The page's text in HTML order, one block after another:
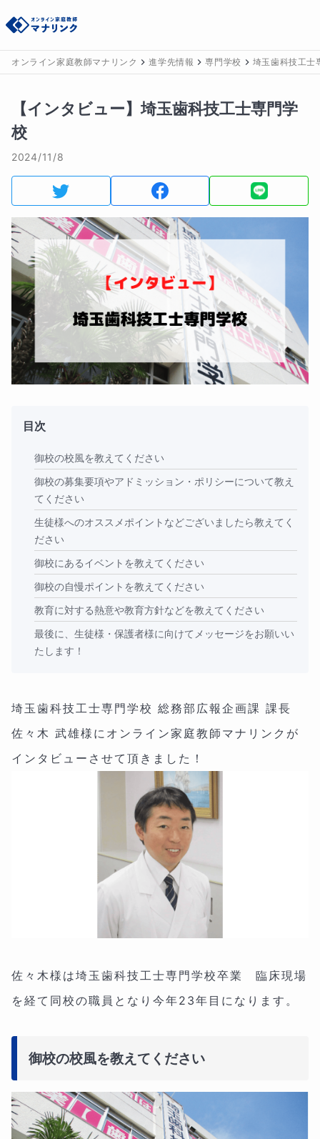
オンライン家庭教師マナリンク 進学先情報 専門学校 埼玉歯科技工士
【インタビュー】埼玉歯科技工士専門学
校
2024/11/8
目次
御校の校風を教えてください
御校の募集要項やアドミッション・ポリシーについて教え
てください
生徒様へのオススメポイントなどございましたら教えてく
ださい
御校にあるイベントを教えてください
御校の自慢ポイントを教えてください
教育に対する熱意や教育方針などを教えてください
最後に、生徒様・保護者様に向けてメッセージをお願いい
たします！
埼玉歯科技工士専門学校 総務部広報企画課 課長
佐々木 武雄様にオンライン家庭教師マナリンクが
インタビューさせて頂きました！
佐々木様は埼玉歯科技工士専門学校卒業 臨床現場
を経て同校の職員となり今年23年目になります。
御校の校風を教えてください